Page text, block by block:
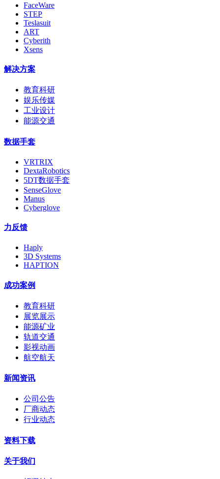
FaceWare
STEP
Teslasuit
ART
Cyberith
Xsens
解决方案
教育科研
娱乐传媒
工业设计
能源交通
数据手套
VRTRIX
DextaRobotics
5DT数据手套
SenseGlove
Manus
Cyberglove
力反馈
Haply
3D Systems
HAPTION
成功案例
教育科研
展览展示
能源矿业
轨道交通
影视动画
航空航天
新闻资讯
公司公告
厂商动态
行业动态
资料下载
关于我们